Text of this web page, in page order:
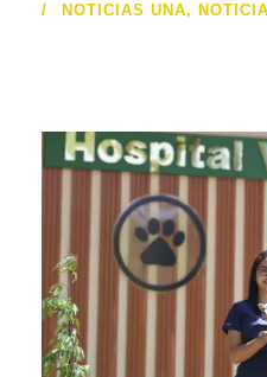
NOTICIAS UNA,